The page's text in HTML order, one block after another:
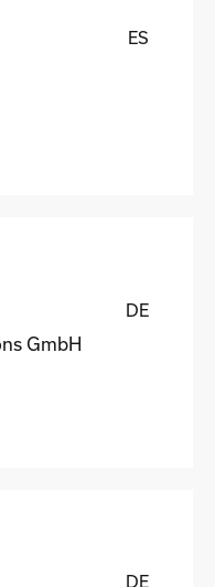
ES
DE
GmbH
DE